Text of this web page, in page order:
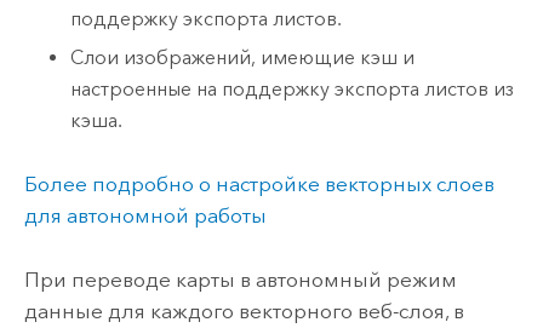
поддержку экспорта листов.
Слои изображений, имеющие кэш и
настроенные на поддержку экспорта листов из
кэша.
Более подробно о настройке векторных слоев
для автономной работы
При переводе карты в автономный режим
данные для каждого векторного веб-слоя, в